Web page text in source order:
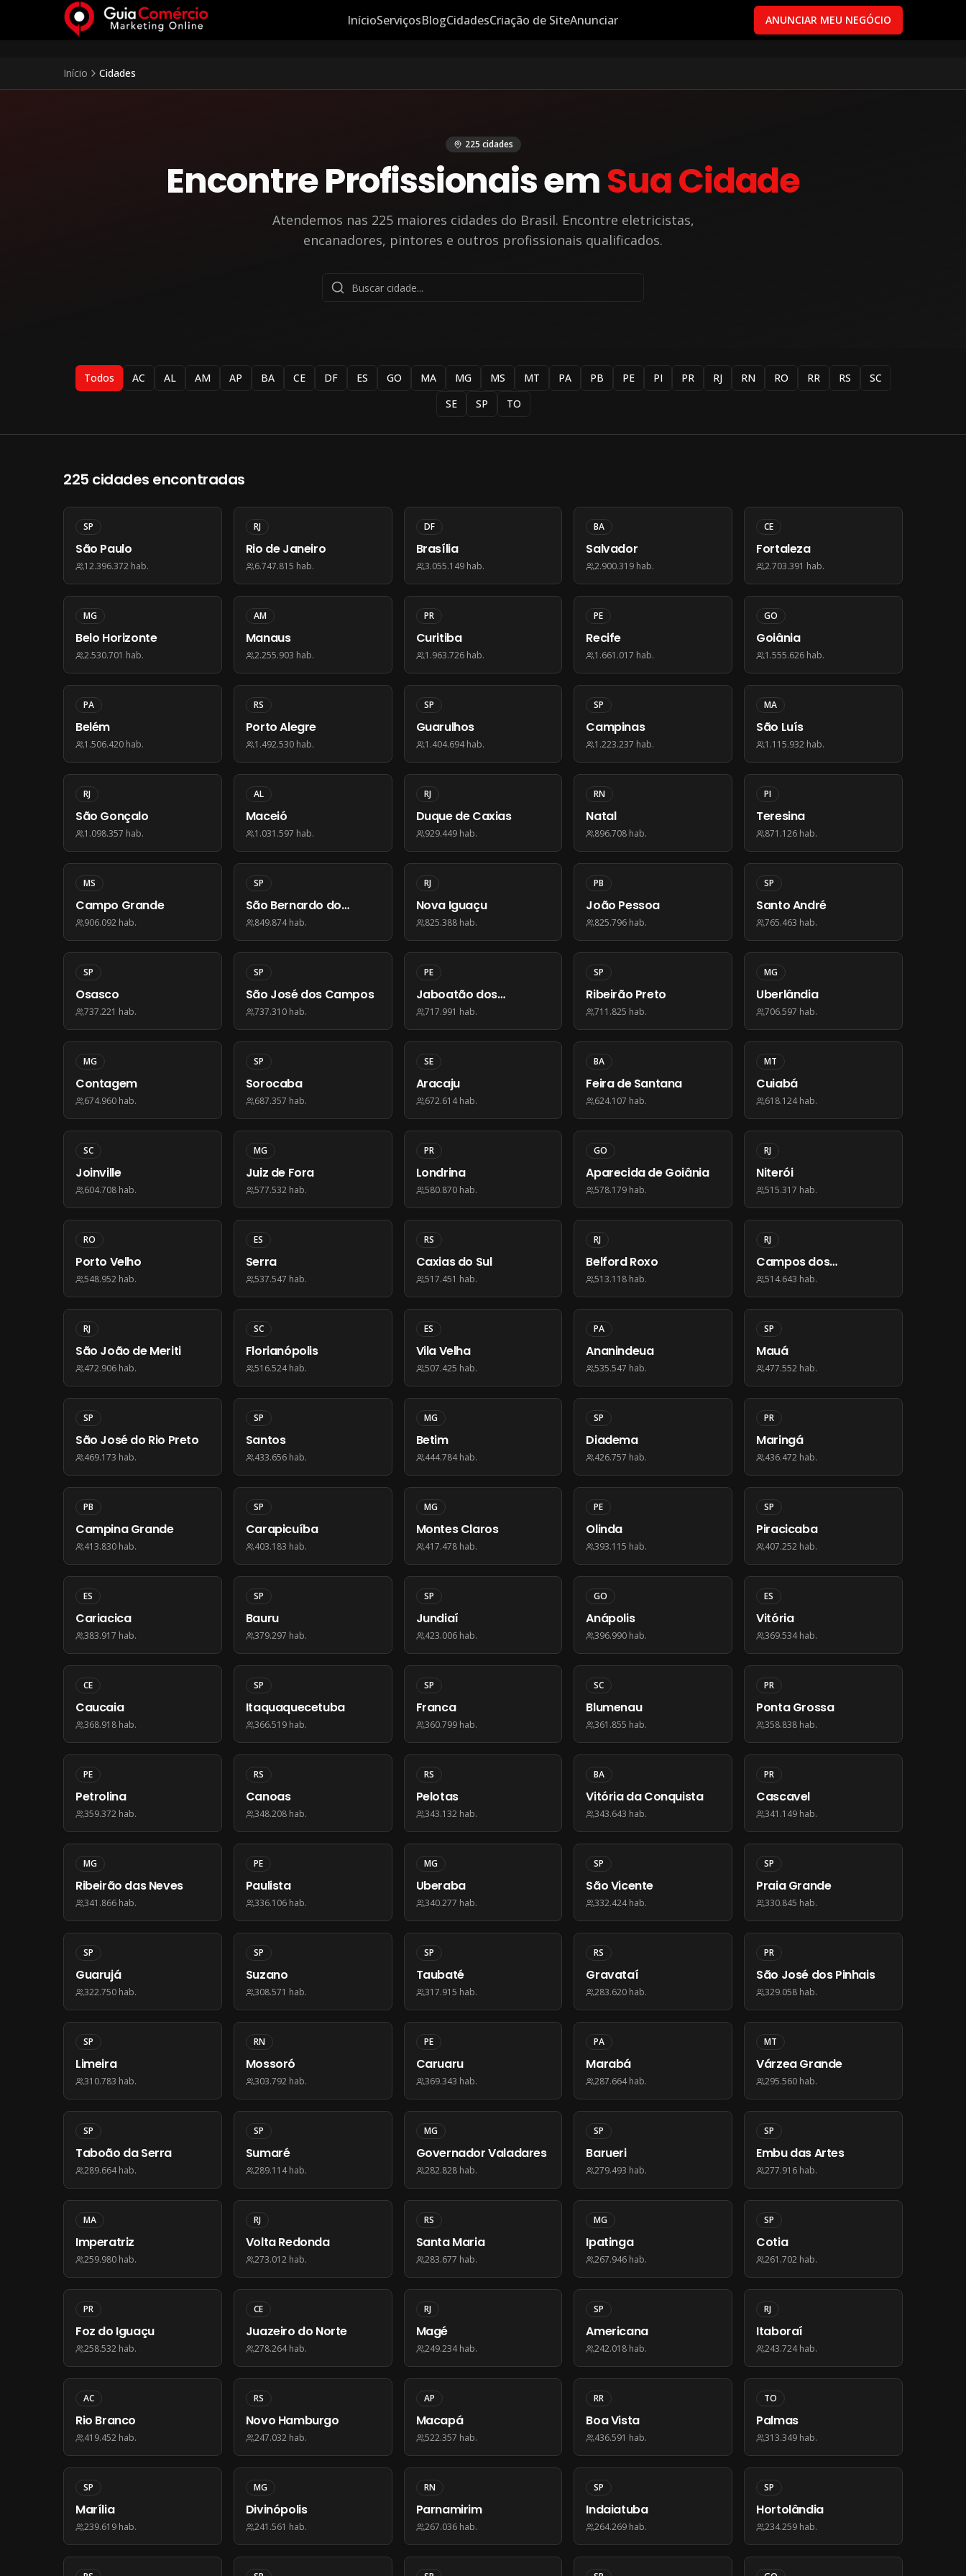
InícioServiçosBlogCidadesCriação de SiteAnunciar ANUNCIAR MEU NEGÓCIO
Início Cidades
225 cidades
Encontre Profissionais emSua Cidade
Atendemos nas 225maiores cidades do Brasil. Encontre eletricistas,
encanadores, pintores e outros profissionais qualificados.
Todos AC AL AM AP BA CE DF ES GO MA MG MS MT PA PB PE PI PR RJ RN RO RR RS
SC
SE
SP TO
225 cidades encontradas
SP
São Paulo
12.396.372 hab.
RJ
Rio de Janeiro
6.747.815 hab.
DF
Brasília
3.055.149hab.
BA
Salvador
2.900.319 hab.
CE
Fortaleza
2.703.391 hab.
MG
Belo Horizonte
2.530.701 hab.
AM
Manaus
2.255.903 hab.
PR
Curitiba
1.963.726hab.
PE
Recife
1.661.017 hab.
GO
Goiânia
1.555.626 hab.
PA
Belém
1.506.420 hab.
RS
Porto Alegre
1.492.530hab.
SP
Guarulhos
1.404.694hab.
SP
Campinas
1.223.237 hab.
MA
São Luís
1.115.932 hab.
RJ
São Gonçalo
1.098.357 hab.
AL
Maceió
1.031.597 hab.
RJ
Duque de Caxias
929.449hab.
RN
Natal
896.708 hab.
PI
Teresina
871.126 hab.
MS
Campo Grande
906.092 hab.
SP
São Bernardo do
Campo
849.874hab.
RJ
Nova Iguaçu
825.388hab.
PB
João Pessoa
825.796 hab.
SP
Santo André
765.463 hab.
SP
Osasco
737.221 hab.
SP
São José dos Campos
737.310hab.
PE
Jaboatão dos
Guararapes
717.991 hab.
SP
Ribeirão Preto
711.825 hab.
MG
Uberlândia
706.597 hab.
MG
Contagem
674.960 hab.
SP
Sorocaba
687.357 hab.
SE
Aracaju
672.614hab.
BA
Feira de Santana
624.107 hab.
MT
Cuiabá
618.124hab.
SC
Joinville
604.708 hab.
MG
Juiz de Fora
577.532hab.
PR
Londrina
580.870hab.
GO
Aparecida de Goiânia
578.179 hab.
RJ
Niterói
515.317 hab.
RO
Porto Velho
548.952 hab.
ES
Serra
537.547 hab.
RS
Caxias do Sul
517.451 hab.
RJ
Belford Roxo
513.118 hab.
RJ
Campos dos
Goytacazes
514.643 hab.
RJ
São João de Meriti
472.906 hab.
SC
Florianópolis
516.524hab.
ES
Vila Velha
507.425 hab.
PA
Ananindeua
535.547 hab.
SP
Mauá
477.552 hab.
SP
São José do Rio Preto
469.173 hab.
SP
Santos
433.656hab.
MG
Betim
444.784hab.
SP
Diadema
426.757 hab.
PR
Maringá
436.472 hab.
PB
Campina Grande
413.830 hab.
SP
Carapicuíba
403.183 hab.
MG
Montes Claros
417.478hab.
PE
Olinda
393.115 hab.
SP
Piracicaba
407.252 hab.
ES
Cariacica
383.917 hab.
SP
Bauru
379.297 hab.
SP
Jundiaí
423.006hab.
GO
Anápolis
396.990 hab.
ES
Vitória
369.534hab.
CE
Caucaia
368.918 hab.
SP
Itaquaquecetuba
366.519hab.
SP
Franca
360.799hab.
SC
Blumenau
361.855 hab.
PR
Ponta Grossa
358.838 hab.
PE
Petrolina
359.372 hab.
RS
Canoas
348.208hab.
RS
Pelotas
343.132hab.
BA
Vitória da Conquista
343.643 hab.
PR
Cascavel
341.149 hab.
MG
Ribeirão das Neves
341.866 hab.
PE
Paulista
336.106hab.
MG
Uberaba
340.277 hab.
SP
São Vicente
332.424hab.
SP
Praia Grande
330.845 hab.
SP
Guarujá
322.750 hab.
SP
Suzano
308.571 hab.
SP
Taubaté
317.915 hab.
RS
Gravataí
283.620 hab.
PR
São José dos Pinhais
329.058 hab.
SP
Limeira
310.783 hab.
RN
Mossoró
303.792hab.
PE
Caruaru
369.343 hab.
PA
Marabá
287.664hab.
MT
Várzea Grande
295.560 hab.
SP
Taboão da Serra
289.664hab.
SP
Sumaré
289.114hab.
MG
Governador Valadares
282.828hab.
SP
Barueri
279.493 hab.
SP
Embu das Artes
277.916 hab.
MA
Imperatriz
259.980 hab.
RJ
Volta Redonda
273.012hab.
RS
Santa Maria
283.677 hab.
MG
Ipatinga
267.946 hab.
SP
Cotia
261.702 hab.
PR
Foz do Iguaçu
258.532 hab.
CE
Juazeiro do Norte
278.264hab.
RJ
Magé
249.234hab.
SP
Americana
242.018 hab.
RJ
Itaboraí
243.724hab.
AC
Rio Branco
419.452 hab.
RS
Novo Hamburgo
247.032hab.
AP
Macapá
522.357 hab.
RR
Boa Vista
436.591 hab.
TO
Palmas
313.349 hab.
SP
Marília
239.619 hab.
MG
Divinópolis
241.561 hab.
RN
Parnamirim
267.036hab.
SP
Indaiatuba
264.269 hab.
SP
Hortolândia
234.259 hab.